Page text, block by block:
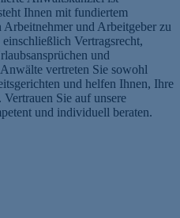
Ihnen mit fundiertem
Arbeitnehmer und Arbeitgeber zu
Vertragsrecht,
und
vertreten Sie sowohl
und helfen Ihnen, Ihre
Sie auf unsere
und individuell beraten.